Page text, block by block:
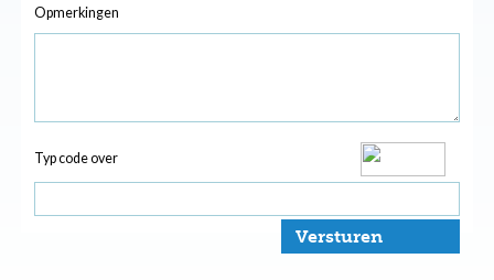
Opmerkingen
Typ code over
Versturen